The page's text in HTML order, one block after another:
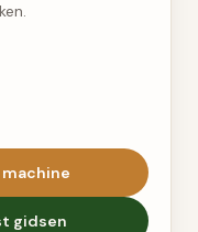
gidsen